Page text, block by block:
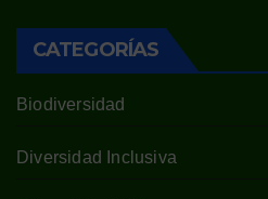
CATEGORÍAS
Biodiversidad
Diversidad Inclusiva